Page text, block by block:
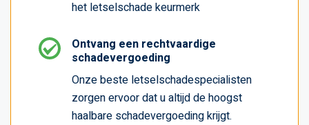
het letselschade keurmerk
Ontvang een rechtvaardige
schadevergoeding
Onze beste letselschadespecialisten
zorgen ervoor dat u altijd de hoogst
haalbare schadevergoeding krijgt.